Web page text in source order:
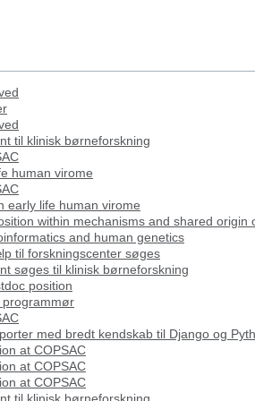
til klinisk børneforskning
human virome
early life human virome
within mechanisms and shared origin
and human genetics
til forskningscenter søges
søges til klinisk børneforskning
position
programmør
med bredt kendskab til Django og
at COPSAC
at COPSAC
at COPSAC